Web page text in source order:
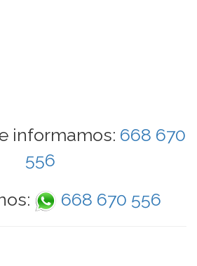
informamos: 668 670
556
668 670 556